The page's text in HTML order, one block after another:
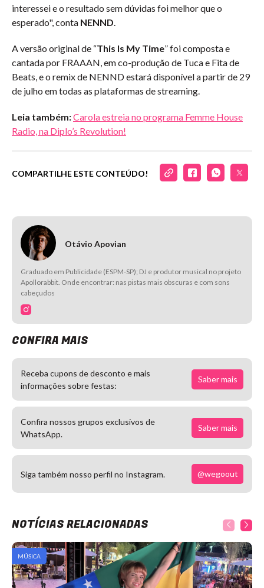
interessei e o resultado sem dúvidas foi melhor que o
esperado", conta NENND.
A versão original de “This Is My Time” foi composta e
cantada por FRAAAN, em co-produção de Tuca e Fita de
Beats, e o remix de NENND estará disponível a partir de 29
de julho em todas as plataformas de streaming.
Leia também:Carola estreia no programa Femme House
Radio, na Diplo’s Revolution!
COMPARTILHE ESTE CONTEÚDO!
Otávio Apovian
Graduado em Publicidade (ESPM-SP); DJ e produtor musical no projeto
Apollorabbit. Onde encontrar: nas pistas mais obscuras e com sons
cabeçudos
CONFIRA MAIS
Receba cupons de desconto e mais
informações sobre festas:
Saber mais
Confira nossos grupos exclusivos de
WhatsApp.
Saber mais
Siga também nosso perfil no Instagram. @wegoout
NOTÍCIAS RELACIONADAS
MÚSICA